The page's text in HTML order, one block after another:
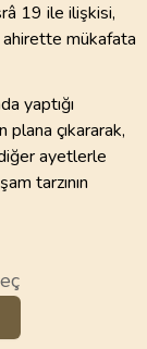
19 ile ilişkisi,
ahirette mükafata
yaptığı
çıkararak,
ayetlerle
tarzının